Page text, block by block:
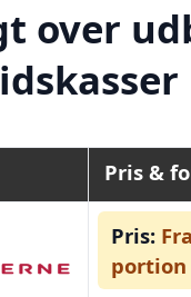
over
Pris &
Pris:
portion